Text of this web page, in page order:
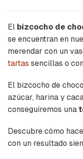
El bizcocho de
se encuentran en
merendar con un
tartas sencillas o
El bizcocho de
azúcar, harina y
conseguiremos una
Descubre cómo
con un resultado